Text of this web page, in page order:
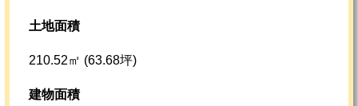
土地面積
210.52㎡ (63.68坪)
建物面積